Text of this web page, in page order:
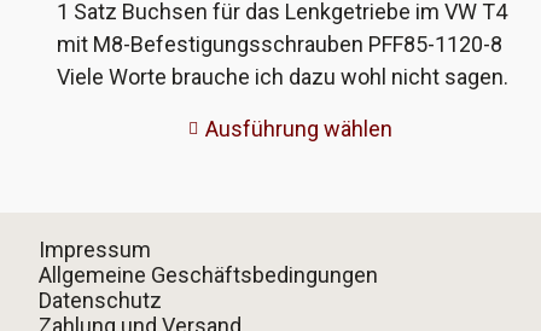
1 Satz Buchsen für das Lenkgetriebe im VW T4
mit M8-Befestigungsschrauben PFF85-1120-8
Viele Worte brauche ich dazu wohl nicht sagen.
Buchsen in meinen Fahrzeugen, zum einen, da
montieren sind! Keine Spezialwerkzeuge zum
Einpressen, keine Gefahr, den Lenker bei
Pressen zu verbiegen, einfach reinstecken,
Ausführung wählen
Impressum
Allgemeine Geschäftsbedingungen
Datenschutz
Zahlung und Versand